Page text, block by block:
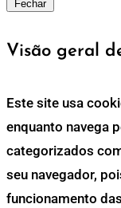
Fechar
Visão geral
Este site usa
enquanto navega
categorizados
seu navegador,
funcionamento